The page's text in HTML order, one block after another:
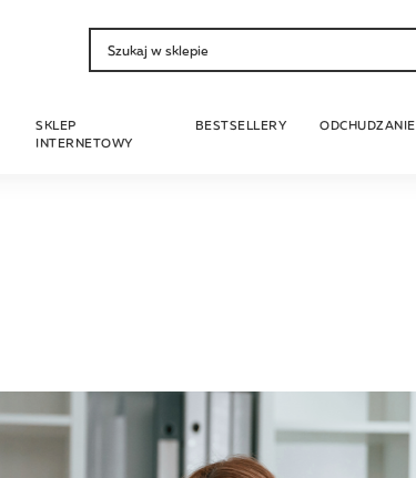
SKLEP
INTERNETOWY
BESTSELLERY ODCHUDZANIE